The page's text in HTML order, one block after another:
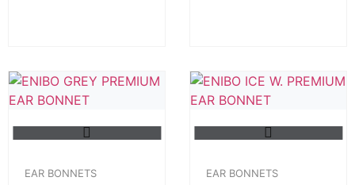
EAR BONNETS EAR BONNETS